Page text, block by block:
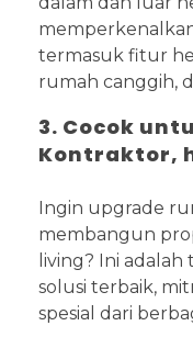
termasuk fitur
rumah canggih,
3. Cocok
Kontraktor,
Ingin upgrade
membangun
living? Ini
solusi terbaik,
spesial dari